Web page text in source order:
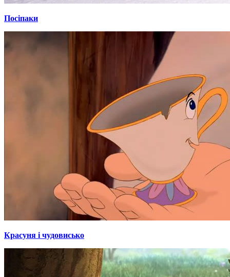
Посіпаки
Красуня і чудовисько